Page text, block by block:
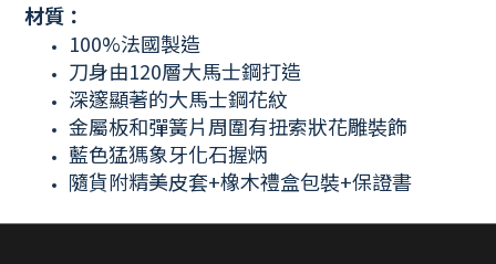
材質：
100%法國製造
刀身由120層大馬士鋼打造
深邃顯著的大馬士鋼花紋
金屬板和彈簧片周圍有扭索狀花雕裝飾
藍色猛獁象牙化石握炳
隨貨附精美皮套+橡木禮盒包裝+保證書